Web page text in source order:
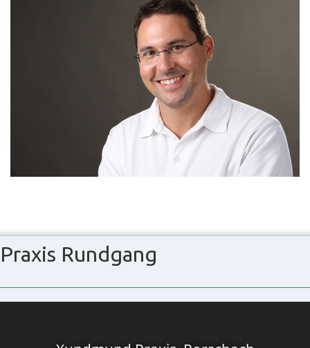
Praxis Rundgang